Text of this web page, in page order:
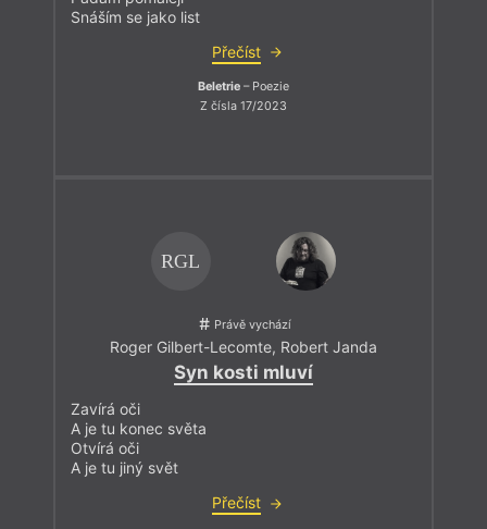
Snáším se jako list
Přečíst
Beletrie – Poezie
Z čísla 17/2023
RGL
Právě vychází
Roger Gilbert-Lecomte, Robert Janda
Syn kosti mluví
Zavírá oči
A je tu konec světa
Otvírá oči
A je tu jiný svět
Přečíst